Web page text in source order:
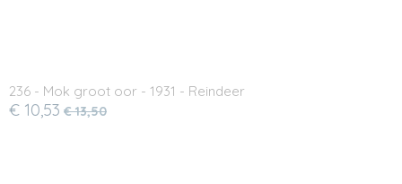
236 - Mok groot oor - 1931 - Reindeer
€ 10,53 € 13,50